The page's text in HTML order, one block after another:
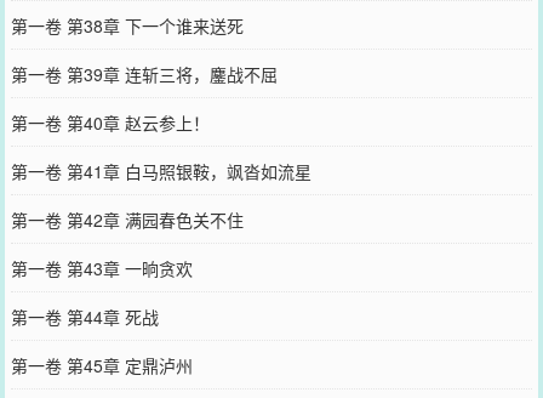
第一卷 第38章 下一个谁来送死
第一卷 第39章 连斩三将，鏖战不屈
第一卷 第40章 赵云参上！
第一卷 第41章 白马照银鞍，飒沓如流星
第一卷 第42章 满园春色关不住
第一卷 第43章 一晌贪欢
第一卷 第44章 死战
第一卷 第45章 定鼎泸州